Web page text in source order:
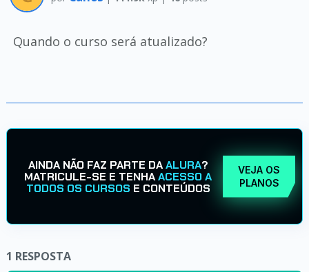
Quando o curso será atualizado?
AINDA NÃO FAZ PARTE DAALURA?
MATRICULE-SE E TENHAACESSO A
TODOS OS CURSOS E CONTEÚDOS
VEJA OS
PLANOS
1 RESPOSTA